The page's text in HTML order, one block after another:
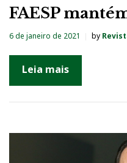
FAESP
6 de janeiro de 2021 by
Leia mais